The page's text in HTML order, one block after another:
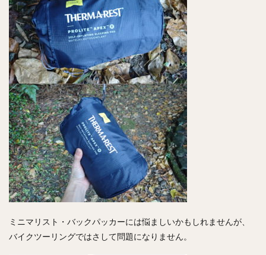
ミニマリスト・バックパッカーには悩ましいかもしれませんが、
バイクツーリングではさして問題になりません。